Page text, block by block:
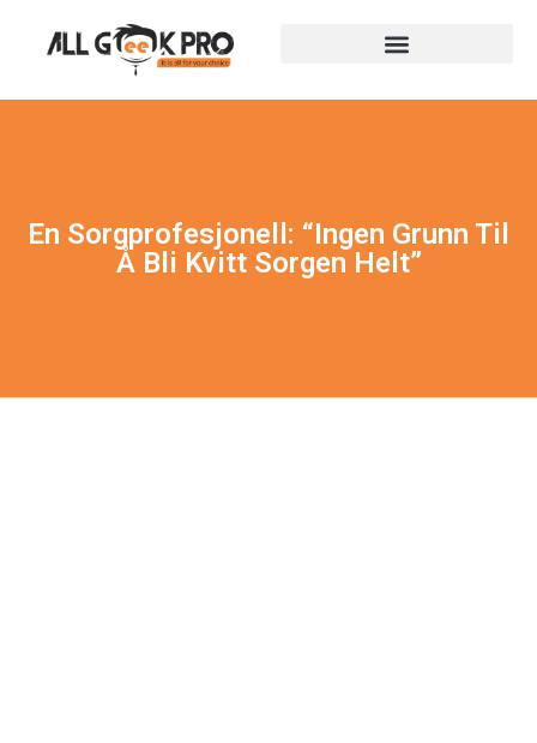
En Sorgprofesjonell: “Ingen Grunn Til
Å Bli Kvitt Sorgen Helt”